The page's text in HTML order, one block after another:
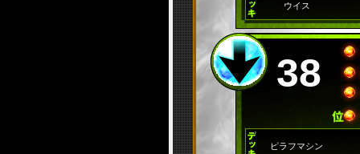
ウイス
38
ピラフマシン